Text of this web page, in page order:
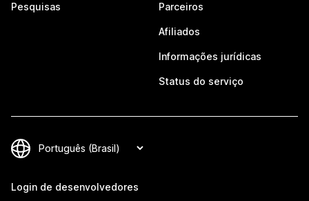
Pesquisas Parceiros
Afiliados
Informações jurídicas
Status do serviço
Login de desenvolvedores